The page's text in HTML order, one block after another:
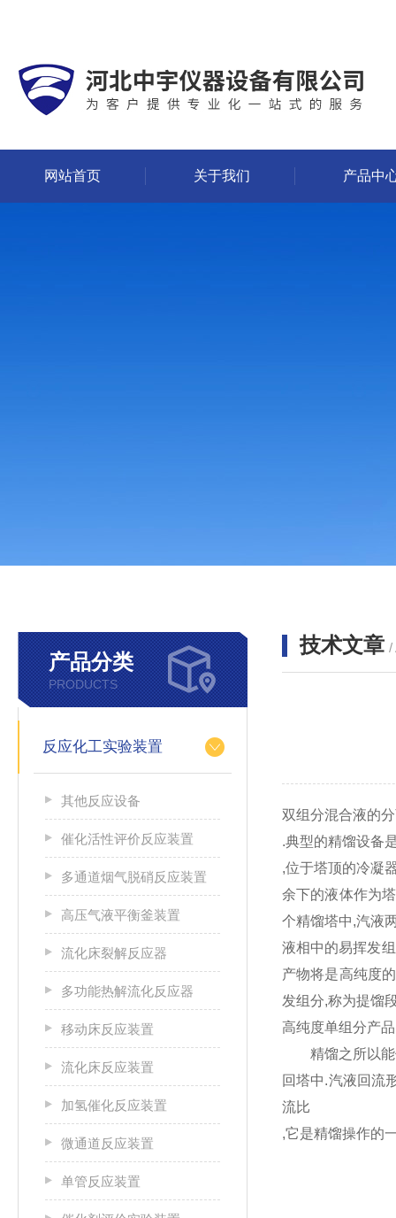
网站首页 关于我们 产品中
产品分类
PRODUCTS
反应化工实验装置
其他反应设备
催化活性评价反应装置
多通道烟气脱硝反应装置
高压气液平衡釜装置
流化床裂解反应器
多功能热解流化反应器
移动床反应装置
流化床反应装置
加氢催化反应装置
微通道反应装置
单管反应装置
技术文章 /
双组分混合液的
.典型的精馏设备
,位于塔顶的冷凝
余下的液体作为
个精馏塔中,汽液
液相中的易挥发
产物将是高纯度
发组分,称为提馏
高纯度单组分产
精馏之所以能
回塔中.汽液回流
流比
,它是精馏操作的